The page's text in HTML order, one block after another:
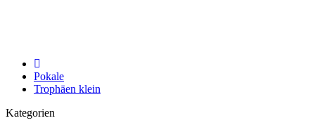
Pokale
Trophäen klein
Kategorien